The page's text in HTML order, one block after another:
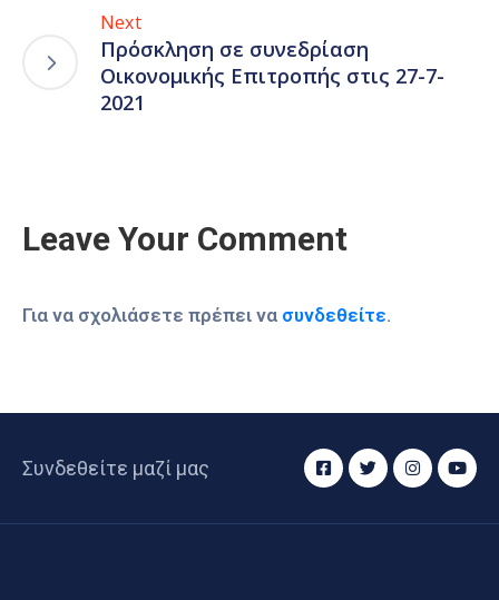
Next
Πρόσκληση σε συνεδρίαση
Οικονομικής Επιτροπής στις 27-7-
2021
Leave Your Comment
Για να σχολιάσετε πρέπει να συνδεθείτε.
Συνδεθείτε μαζί μας